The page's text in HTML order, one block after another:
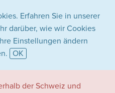
Erfahren Sie in unserer
darüber, wie wir Cookies
Einstellungen ändern
OK
der Schweiz und